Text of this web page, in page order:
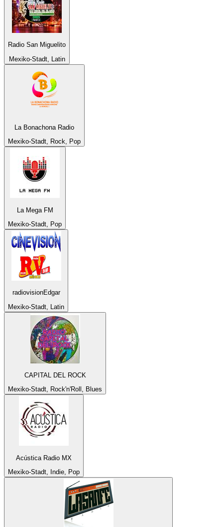
Radio San Miguelito
Mexiko-Stadt, Latin
La Bonachona Radio
Mexiko-Stadt, Rock, Pop
La Mega FM
Mexiko-Stadt, Pop
radiovisionEdgar
Mexiko-Stadt, Latin
CAPITAL DEL ROCK
Mexiko-Stadt, Rock'n'Roll, Blues
Acústica Radio MX
Mexiko-Stadt, Indie, Pop